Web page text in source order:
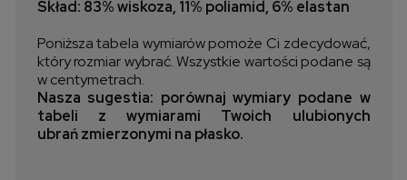
Skład: 83% wiskoza, 11% poliamid, 6% elastan
Poniższa tabela wymiarów pomoże Ci zdecydować,
który rozmiar wybrać. Wszystkie wartości podane są
w centymetrach.
Nasza sugestia: porównaj wymiary podane w
tabeli z wymiarami Twoich ulubionych
ubrań zmierzonymi na płasko.